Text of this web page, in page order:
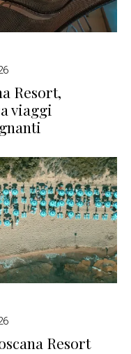
Resort,
viaggi
Resort